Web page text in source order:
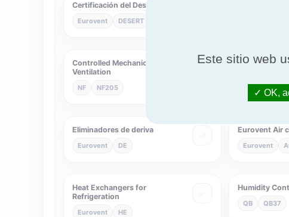
Certificación del Desierto
Eurovent DESERT
Controlled Mechanical
Ventilation
NF NF205
Domestic
NF009
Eliminadores de deriva
Eurovent DE
Eurovent Air
Eurovent
Heat Exchangers for
Refrigeration
Eurovent HE
Humidity
QB QB37
Este sitio web
OK,